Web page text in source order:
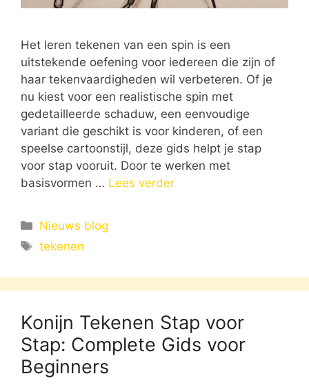
Het leren tekenen van een spin is een
uitstekende oefening voor iedereen die zijn of
haar tekenvaardigheden wil verbeteren. Of je
nu kiest voor een realistische spin met
gedetailleerde schaduw, een eenvoudige
variant die geschikt is voor kinderen, of een
speelse cartoonstijl, deze gids helpt je stap
voor stap vooruit. Door te werken met
basisvormen … Lees verder
Categorieën
Nieuws blog
Tags
tekenen
Konijn Tekenen Stap voor
Stap: Complete Gids voor
Beginners